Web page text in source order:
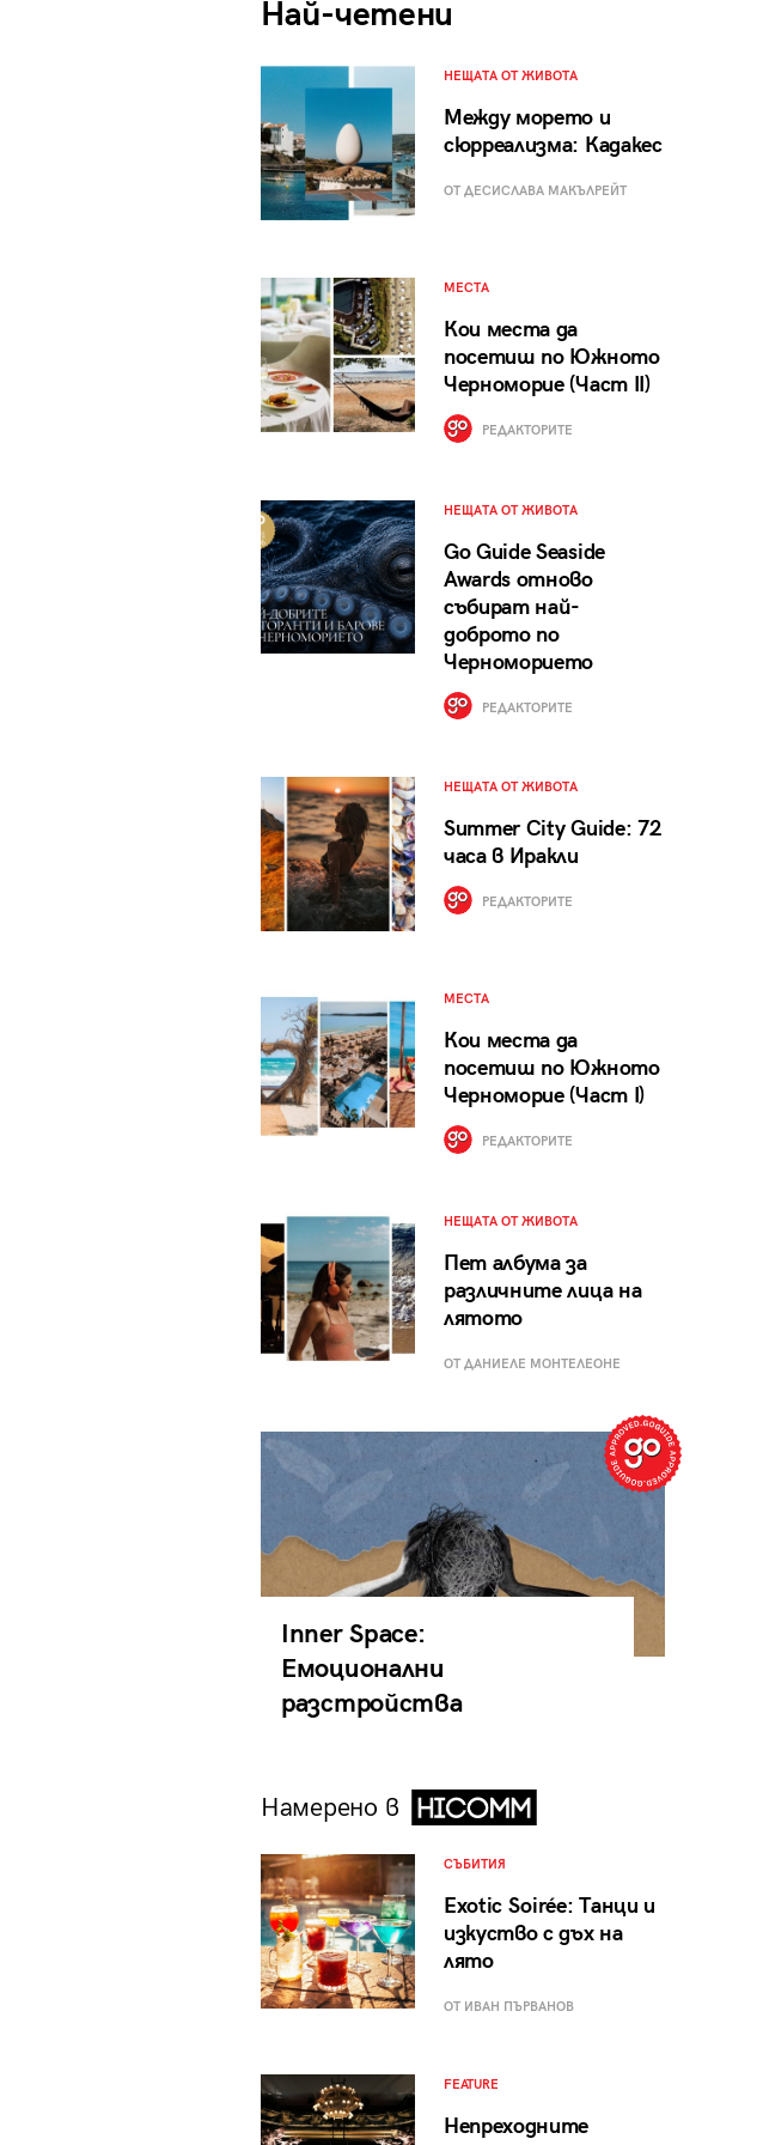
Най-четени
НЕЩАТА ОТ ЖИВОТА
Между морето и
сюрреализма: Кадакес
ОТ ДЕСИСЛАВА МАКЪЛРЕЙТ
МЕСТА
Кои места да
посетиш по Южното
Черноморие (Част II)
РЕДАКТОРИТЕ
НЕЩАТА ОТ ЖИВОТА
Go Guide Seaside
Awards отново
събират най-
доброто по
Черноморието
РЕДАКТОРИТЕ
НЕЩАТА ОТ ЖИВОТА
Summer City Guide: 72
часа в Иракли
РЕДАКТОРИТЕ
МЕСТА
Кои места да
посетиш по Южното
Черноморие (Част I)
РЕДАКТОРИТЕ
НЕЩАТА ОТ ЖИВОТА
Пет албума за
различните лица на
лятото
ОТ ДАНИЕЛЕ МОНТЕЛЕОНЕ
Inner Space:
Емоционални
разстройства
Намерено в
СЪБИТИЯ
Exotic Soirée: Танци и
изкуство с дъх на
лято
ОТ ИВАН ПЪРВАНОВ
FEATURE
Непреходните